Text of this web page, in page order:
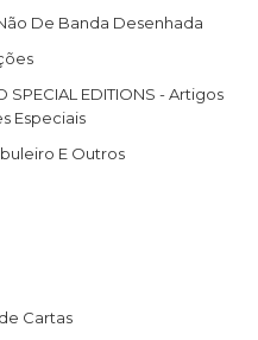
De Banda Desenhada
SPECIAL EDITIONS - Artigos
Especiais
E Outros
Cartas